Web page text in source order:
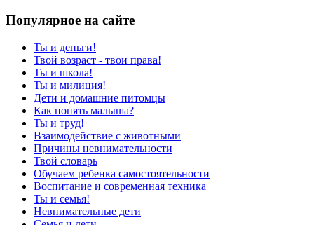
Популярное на сайте
Ты и деньги!
Твой возраст - твои права!
Ты и школа!
Ты и милиция!
Дети и домашние питомцы
Как понять малыша?
Ты и труд!
Взаимодействие с животными
Причины невнимательности
Твой словарь
Обучаем ребенка самостоятельности
Воспитание и современная техника
Ты и семья!
Невнимательные дети